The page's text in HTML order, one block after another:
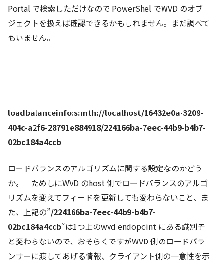
Portal で検索しただけなので PowerShel でWVD のオブ
ジェクトを扱えば確認できるかもしれません。まだ調べて
もいません。
loadbalanceinfo:s:mth://localhost/16432e0a-3209-
404c-a2f6-28791e884918/224166ba-7eec-44b9-b4b7-
02bc184a4ccb
ロードバランスのアルゴリズムに関する設定なのかどう
か。 ためしにWVD のhost 側でロードバランスのアルゴ
リズムを変えてフィードを更新しても変わらないこと、ま
た、上記の”/224166ba-7eec-44b9-b4b7-
02bc184a4ccb“は1つ上のwvd endopoint にある識別子
と変わらないので、おそらくですがWVD 側のロードバラ
ンサーに渡してあげる情報、クライアント側の一意性を示